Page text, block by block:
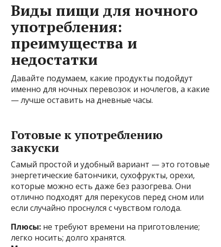
Виды пищи для ночного
употребления:
преимущества и
недостатки
Давайте подумаем, какие продукты подойдут
именно для ночных перевозок и ночлегов, а какие
— лучше оставить на дневные часы.
Готовые к употреблению
закуски
Самый простой и удобный вариант — это готовые
энергетические батончики, сухофрукты, орехи,
которые можно есть даже без разогрева. Они
отлично подходят для перекусов перед сном или
если случайно проснулся с чувством голода.
Плюсы: не требуют времени на приготовление;
легко носить; долго хранятся.